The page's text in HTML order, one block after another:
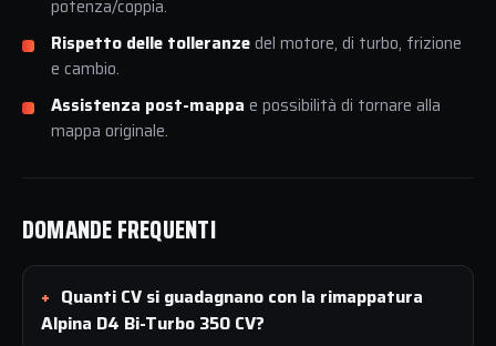
potenza/coppia.
Rispetto delle tolleranzedel motore, di turbo, frizione
e cambio.
Assistenza post-mappa e possibilità di tornare alla
mappa originale.
DOMANDE FREQUENTI
Quanti CV si guadagnano con la rimappatura
Alpina D4 Bi-Turbo 350 CV?